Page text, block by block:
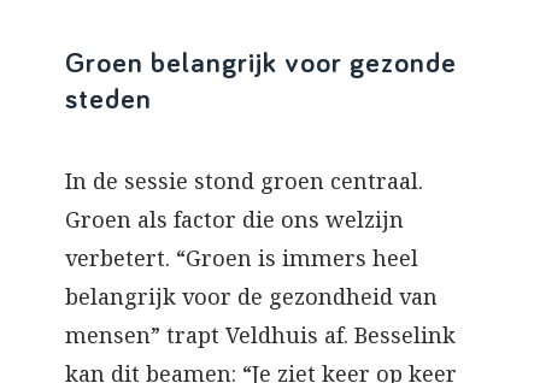
Groen belangrijk voor gezonde
steden
In de sessie stond groen centraal.
Groen als factor die ons welzijn
verbetert. “Groen is immers heel
belangrijk voor de gezondheid van
mensen” trapt Veldhuis af. Besselink
kan dit beamen: “Je ziet keer op keer